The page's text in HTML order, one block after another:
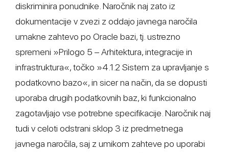
diskriminira ponudnike. Naročnik naj zato iz
dokumentacije v zvezi z oddajo javnega naročila
umakne zahtevo po Oracle bazi, tj. ustrezno
spremeni »Prilogo 5 – Arhitektura, integracije in
infrastruktura«, točko »4.1.2 Sistem za upravljanje s
podatkovno bazo«, in sicer na način, da se dopusti
uporaba drugih podatkovnih baz, ki funkcionalno
zagotavljajo vse potrebne specifikacije. Naročnik naj
tudi v celoti odstrani sklop 3 iz predmetnega
javnega naročila, saj z umikom zahteve po uporabi